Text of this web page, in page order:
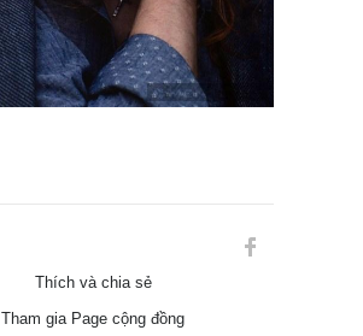
Thích và chia sẻ
Tham gia Page cộng đồng